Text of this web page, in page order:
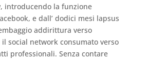
introducendo la funzione
e dall’ dodici mesi lapsus
addirittura verso
social network consumato verso
professionali. Senza contare